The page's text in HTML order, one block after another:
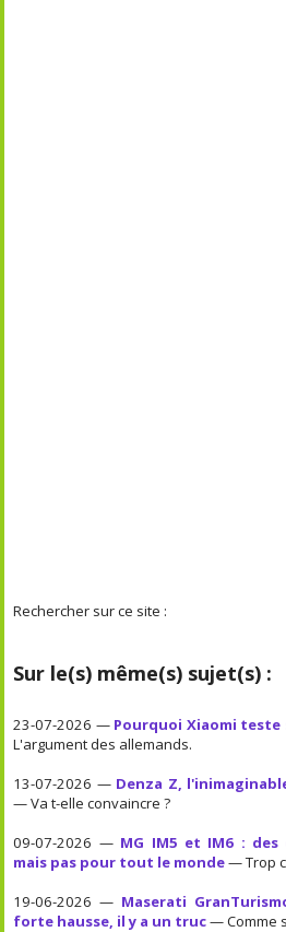
Rechercher sur ce site :
Sur le(s) même(s) sujet(s) :
23-07-2026 — Pourquoi Xiaomi teste
L'argument des allemands.
13-07-2026 — Denza Z,
— Va t-elle convaincre ?
09-07-2026 — MG IM5 et IM6 : des
mais pas pour tout le monde— Trop
19-06-2026 — Maserati
forte hausse, il y a un truc— Comme